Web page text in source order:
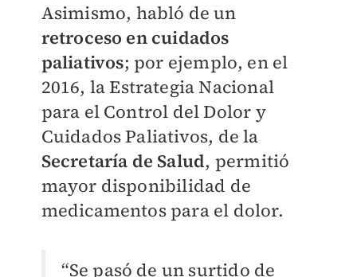
Asimismo, habló de un
retroceso en cuidados
paliativos; por ejemplo, en el
2016, la Estrategia Nacional
para el Control del Dolor y
Cuidados Paliativos, de la
Secretaría de Salud, permitió
mayor disponibilidad de
medicamentos para el dolor.
“Se pasó de un surtido de